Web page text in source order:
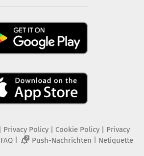
Privacy Policy| Cookie Policy| Privacy
FAQ| 2 Push-Nachrichten Netiquette